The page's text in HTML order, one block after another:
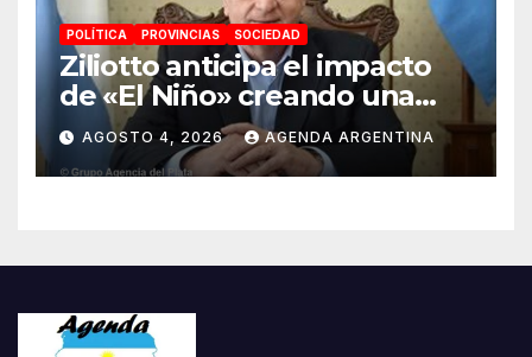
POLÍTICA PROVINCIAS SOCIEDAD
Ziliotto anticipa el impacto
de «El Niño» creando una
«Unidad de Gestión» para
proteger el territorio
pampeano
AGOSTO 4, 2026 AGENDA ARGENTINA